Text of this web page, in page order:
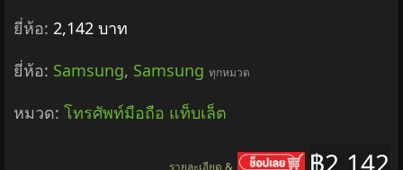
ยี่ห้อ: 2,142 บาท
ยี่ห้อ: Samsung, Samsung ทุกหมวด
หมวด: โทรศัพท์มือถือ แท็บเล็ต
฿2,142
รายละเอียด &